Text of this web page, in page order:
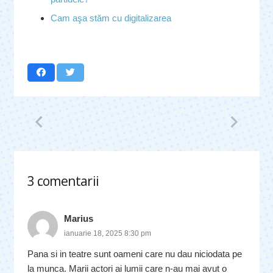
Cam aşa stăm cu digitalizarea
3 comentarii
.
Marius
ianuarie 18, 2025 8:30 pm
Pana si in teatre sunt oameni care nu dau niciodata pe
la munca. Marii actori ai lumii care n-au mai avut o